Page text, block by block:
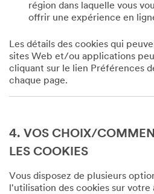
région dans laquelle vous
offrir une expérience en
Les détails des cookies qui
sites Web et/ou applications
cliquant sur le lien Préférences
chaque page.
4. VOS CHOIX/
LES COOKIES
Vous disposez de plusieurs
l'utilisation des cookies sur